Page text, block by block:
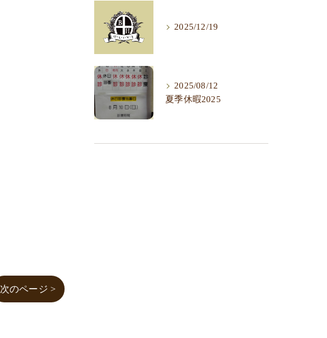
次のページ >
2025/12/19
2025/08/12
夏季休暇2025